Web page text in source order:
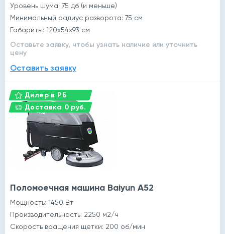
Уровень шума: 75 дб (и меньше)
Минимальный радиус разворота: 75 см
Габариты: 120x54x93 см
Оставьте заявку, чтобы узнать наличие или уточнить
цену
Оставить заявку
Дилер в РБ
Доставка 0 руб.
Поломоечная машина Baiyun A52
Мощность: 1450 Вт
Производительность: 2250 м2/ч
Скорость вращения щетки: 200 об/мин